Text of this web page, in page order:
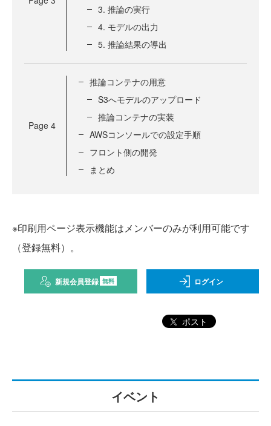
3. 推論の実行
4. モデルの出力
5. 推論結果の導出
Page 4
推論コンテナの用意
S3へモデルのアップロード
推論コンテナの実装
AWSコンソールでの設定手順
フロント側の開発
まとめ
※印刷用ページ表示機能はメンバーのみが利用可能です
（登録無料）。
新規会員登録 無料 ログイン
ポスト
イベント